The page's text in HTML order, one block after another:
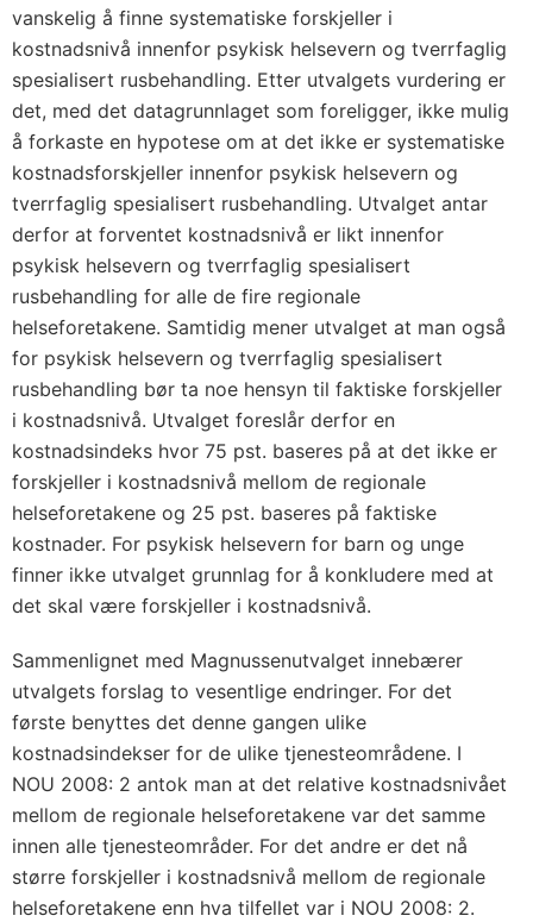
vanskelig å finne systematiske forskjeller i
kostnadsnivå innenfor psykisk helsevern og tverrfaglig
spesialisert rusbehandling. Etter utvalgets vurdering er
det, med det datagrunnlaget som foreligger, ikke mulig
å forkaste en hypotese om at det ikke er systematiske
kostnadsforskjeller innenfor psykisk helsevern og
tverrfaglig spesialisert rusbehandling. Utvalget antar
derfor at forventet kostnadsnivå er likt innenfor
psykisk helsevern og tverrfaglig spesialisert
rusbehandling for alle de fire regionale
helseforetakene. Samtidig mener utvalget at man også
for psykisk helsevern og tverrfaglig spesialisert
rusbehandling bør ta noe hensyn til faktiske forskjeller
i kostnadsnivå. Utvalget foreslår derfor en
kostnadsindeks hvor 75 pst. baseres på at det ikke er
forskjeller i kostnadsnivå mellom de regionale
helseforetakene og 25 pst. baseres på faktiske
kostnader. For psykisk helsevern for barn og unge
finner ikke utvalget grunnlag for å konkludere med at
det skal være forskjeller i kostnadsnivå.
Sammenlignet med Magnussenutvalget innebærer
utvalgets forslag to vesentlige endringer. For det
første benyttes det denne gangen ulike
kostnadsindekser for de ulike tjenesteområdene. I
NOU 2008: 2 antok man at det relative kostnadsnivået
mellom de regionale helseforetakene var det samme
innen alle tjenesteområder. For det andre er det nå
større forskjeller i kostnadsnivå mellom de regionale
helseforetakene enn hva tilfellet var i NOU 2008: 2.